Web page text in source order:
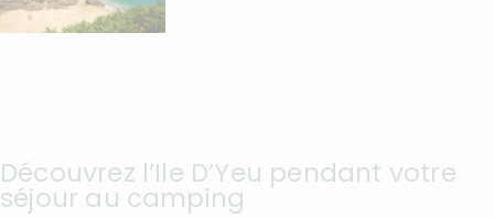
Découvrez l’Ile D’Yeu pendant votre
séjour au camping